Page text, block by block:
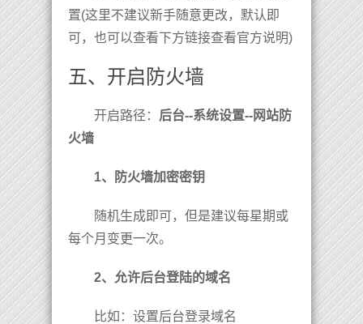
置(这里不建议新手随意更改，默认即
可，也可以查看下方链接查看官方说明)
五、开启防火墙
开启路径： 后台--系统设置--网站防
火墙
1、防火墙加密密钥
随机生成即可，但是建议每星期或
每个月变更一次。
2、允许后台登陆的域名
比如：设置后台登录域名